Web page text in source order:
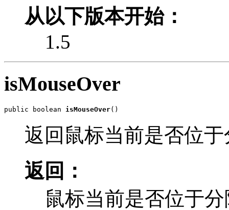
从以下版本开始：
1.5
isMouseOver
public boolean isMouseOver()
返回鼠标当前是否位
返回：
鼠标当前是否位于